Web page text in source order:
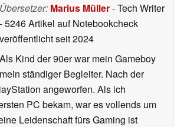
Übersetzer: Marius Müller- Tech Writer
- 5246 Artikel auf Notebookcheck
veröffentlichtseit 2024
Als Kind der 90er war mein Gameboy
mein ständiger Begleiter. Nach der
angeworfen. Als ich
PC bekam, war es vollends um
Leidenschaft fürs Gaming ist